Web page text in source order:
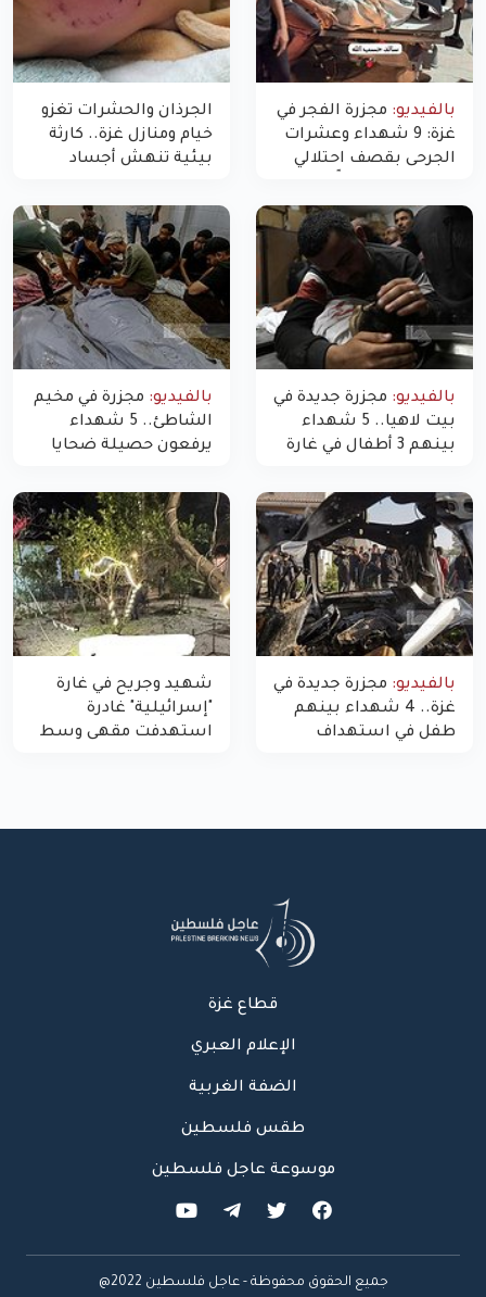
بالفيديو: مجزرة الفجر في
غزة: 9 شهداء وعشرات
الجرحى بقصف احتلالي
الجرذان والحشرات تغزو
خيام ومنازل غزة.. كارثة
بيئية تنهش أجساد
بالفيديو: مجزرة جديدة في
بيت لاهيا.. 5 شهداء
بينهم 3 أطفال في غارة
غزة
بالفيديو: مجزرة في مخيم
الشاطئ.. 5 شهداء
يرفعون حصيلة ضحايا
بالفيديو: مجزرة جديدة في
غزة.. 4 شهداء بينهم
طفل في استهداف
شهيد وجريح في غارة
"إسرائيلية" غادرة
استهدفت مقهى وسط
قطاع غزة
الإعلام العبري
الضفة الغربية
طقس فلسطين
موسوعة عاجل فلسطين
جميع الحقوق محفوظة - عاجل فلسطين 2022@